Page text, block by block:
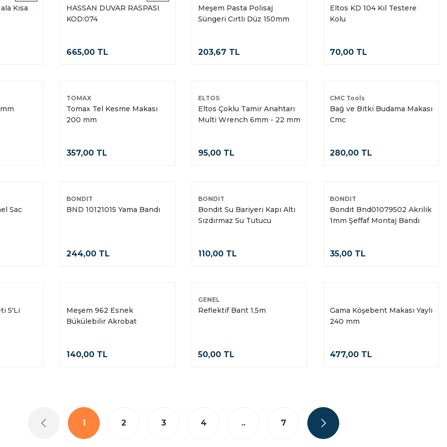
Kısa
HASSAN DUVAR RASPASI
KOD:074
665,00 TL
Meşem Pasta Polisaj
Süngeri Cırtlı Düz 150mm
203,67 TL
Eltos KD 104 Kıl Testere
Kolu
70,00 TL
TOMAX
Tomax Tel Kesme Makası
200 mm
357,00 TL
ELTOS
Eltos Çoklu Tamir Anahtarı
Multi Wrench 6mm - 22 mm
95,00 TL
CMC Tools
Bağ ve Bitki Budama Makası
Cmc
280,00 TL
Sac
BONDIT
BND 10121015 Yama Bandı
244,00 TL
BONDIT
Bondit Su Bariyeri Kapı Altı
Sızdırmaz Su Tutucu
110,00 TL
BONDIT
Bondıt Bnd01079502 Akrilik
1mm Şeffaf Montaj Bandı
35,00 TL
5'Li
Meşem 962 Esnek
Bükülebilir Akrobat
140,00 TL
GENEL
Reflektif Bant 1,5m
50,00 TL
Gama Köşebent Makası Yaylı
240 mm
477,00 TL
1 2 3 4 .. 7